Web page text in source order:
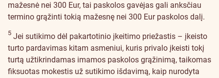
mažesnė nei 300 Eur, tai paskolos gavėjas gali anksčiau
termino grąžinti tokią mažesnę nei 300 Eur paskolos dalį.
5 Jei sutikimo dėl pakartotinio įkeitimo priežastis – įkeisto
turto pardavimas kitam asmeniui, kuris privalo įkeisti tokį
turtą užtikrindamas imamos paskolos grąžinimą, taikomas
fiksuotas mokestis už sutikimo išdavimą, kaip nurodyta